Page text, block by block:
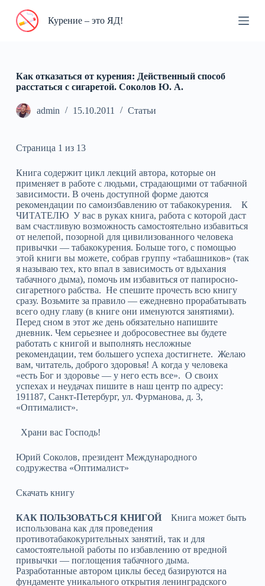
П
и
к
у
Курение – это ЯД!
Как отказаться от курения: Действенный способ
расстаться с сигаретой. Соколов Ю. А.
admin 15.10.2011 Статьи
Страница 1 из 13
Книга содержит цикл лекций автора, которые он
применяет в работе с людьми, страдающими от табачной
зависимости. В очень доступной форме даются
рекомендации по самоизбавлению от табакокурения. К
ЧИТАТЕЛЮ У вас в руках книга, работа с которой даст
вам счастливую возможность самостоятельно избавиться
от нелепой, позорной для цивилизованного человека
привычки — табакокурения. Больше того, с помощью
этой книги вы можете, собрав группу «табашников» (так
я называю тех, кто впал в зависимость от вдыхания
табачного дыма), помочь им избавиться от папиросно-
сигаретного рабства. Не спешите прочесть всю книгу
сразу. Возьмите за правило — ежедневно прорабатывать
всего одну главу (в книге они именуются занятиями).
Перед сном в этот же день обязательно напишите
дневник. Чем серьезнее и добросовестнее вы будете
работать с книгой и выполнять несложные
рекомендации, тем большего успеха достигнете. Желаю
вам, читатель, доброго здоровья! А когда у человека
«есть Бог и здоровье — у него есть все». О своих
успехах и неудачах пишите в наш центр по адресу:
191187, Санкт-Петербург, ул. Фурманова, д. 3,
«Оптималист».
Храни вас Господь!
Юрий Соколов, президент Международного
содружества «Оптималист»
Скачать книгу
КАК ПОЛЬЗОВАТЬСЯ КНИГОЙКнига может быть
использована как для проведения
противотабакокурительных занятий, так и для
самостоятельной работы по избавлению от вредной
привычки — поглощения табачного дыма.
Разработанные автором циклы бесед базируются на
фундаменте уникального открытия ленинградского